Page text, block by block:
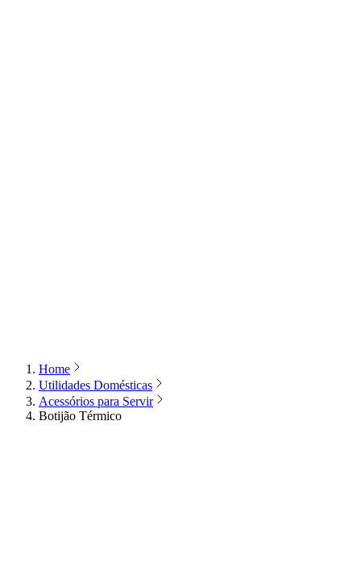
Home
Utilidades Domésticas
Acessórios para Servir
Botijão Térmico